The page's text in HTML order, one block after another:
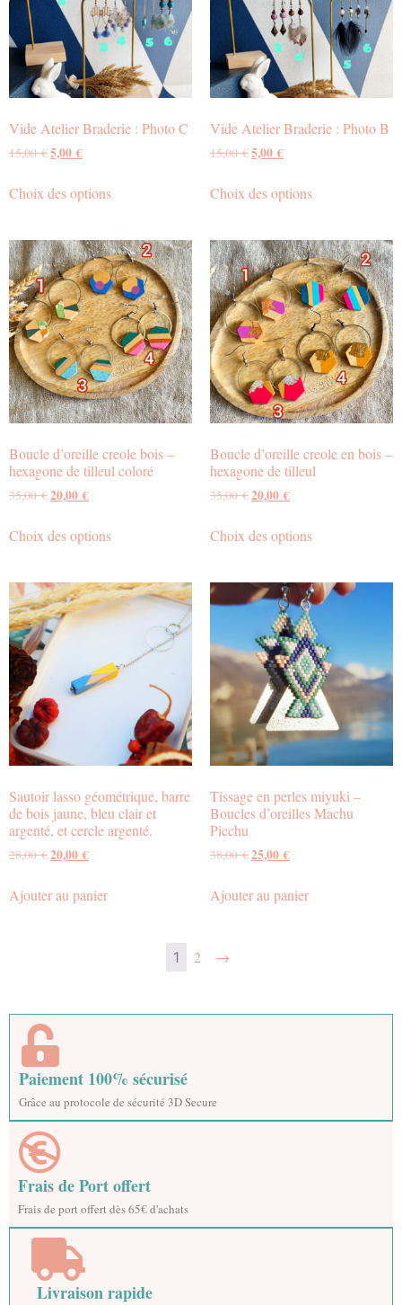
Vide Atelier Braderie : Photo C
15,00€5,00€
Choix des options
Vide Atelier Braderie : Photo B
15,00€5,00€
Choix des options
Boucle d’oreille creole bois –
hexagone de tilleul coloré
35,00€20,00€
Choix des options
Boucle d’oreille creole en bois –
hexagone de tilleul
35,00€20,00€
Choix des options
Sautoir lasso géométrique, barre
de bois jaune, bleu clair et
argenté, et cercle argenté.
28,00€20,00€
Ajouter au panier
Tissage en perles miyuki –
Boucles d’oreilles Machu
Picchu
38,00€25,00€
Ajouter au panier
1 2 →
Paiement 100% sécurisé
Grâce au protocole de sécurité 3D Secure
Frais de Port offert
Frais de port offert dès 65€ d'achats
Livraison rapide